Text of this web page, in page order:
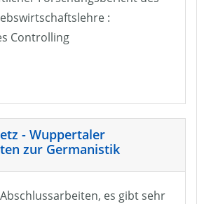
:
Controlling
- Wuppertaler
zur Germanistik
es gibt sehr